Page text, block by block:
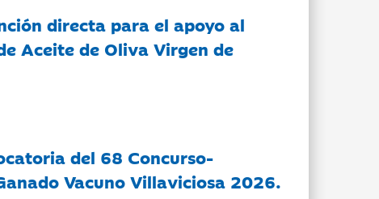
directa para el apoyo al
Aceite de Oliva Virgen de
del 68 Concurso-
Vacuno Villaviciosa 2026.